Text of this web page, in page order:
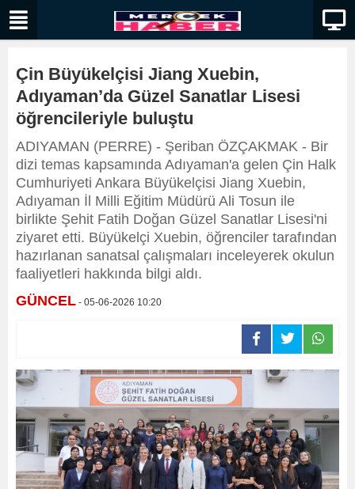
Çin Büyükelçisi Jiang Xuebin,
Adıyaman’da Güzel Sanatlar Lisesi
öğrencileriyle buluştu
ADIYAMAN (PERRE) - Şeriban ÖZÇAKMAK - Bir
dizi temas kapsamında Adıyaman'a gelen Çin Halk
Cumhuriyeti Ankara Büyükelçisi Jiang Xuebin,
Adıyaman İl Milli Eğitim Müdürü Ali Tosun ile
birlikte Şehit Fatih Doğan Güzel Sanatlar Lisesi'ni
ziyaret etti. Büyükelçi Xuebin, öğrenciler tarafından
hazırlanan sanatsal çalışmaları inceleyerek okulun
faaliyetleri hakkında bilgi aldı.
GÜNCEL - 05-06-2026 10:20